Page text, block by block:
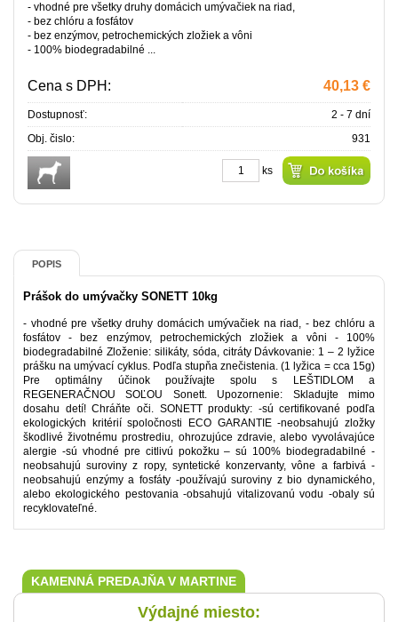
- vhodné pre všetky druhy domácich umývačiek na riad,
- bez chlóru a fosfátov
- bez enzýmov, petrochemických zložiek a vôni
- 100% biodegradabilné ...
Cena s DPH: 40,13 €
Dostupnosť:
2 - 7 dní
Obj. čislo:
931
ks
POPIS
Prášok do umývačky SONETT 10kg
- vhodné pre všetky druhy domácich umývačiek na riad, - bez chlóru a
fosfátov - bez enzýmov, petrochemických zložiek a vôni - 100%
biodegradabilné Zloženie: silikáty, sóda, citráty Dávkovanie: 1 – 2 lyžice
prášku na umývací cyklus. Podľa stupňa znečistenia. (1 lyžica = cca 15g)
Pre optimálny účinok používajte spolu s LEŠTIDLOM a
REGENERAČNOU SOĽOU Sonett. Upozornenie: Skladujte mimo
dosahu detí! Chráňte oči. SONETT produkty: -sú certifikované podľa
ekologických kritérií spoločnosti ECO GARANTIE -neobsahujú zložky
škodlivé životnému prostrediu, ohrozujúce zdravie, alebo vyvolávajúce
alergie -sú vhodné pre citlivú pokožku – sú 100% biodegradabilné -
neobsahujú suroviny z ropy, syntetické konzervanty, vône a farbivá -
neobsahujú enzýmy a fosfáty -používajú suroviny z bio dynamického,
alebo ekologického pestovania -obsahujú vitalizovanú vodu -obaly sú
recyklovateľné.
KAMENNÁ PREDAJŇA V MARTINE
Výdajné miesto: